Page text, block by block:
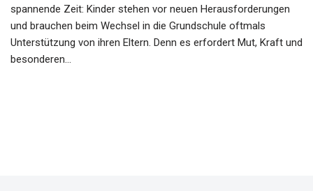
spannende Zeit: Kinder stehen vor neuen Herausforderungen
und brauchen beim Wechsel in die Grundschule oftmals
Unterstützung von ihren Eltern. Denn es erfordert Mut, Kraft und
besonderen…